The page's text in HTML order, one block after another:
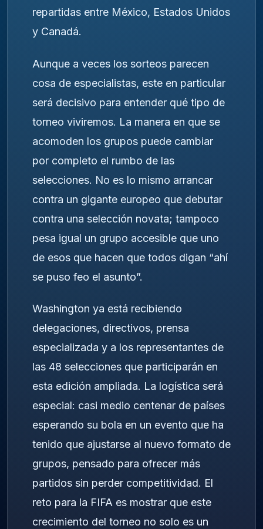
repartidas entre México, Estados Unidos
y Canadá.
Aunque a veces los sorteos parecen
cosa de especialistas, este en particular
será decisivo para entender qué tipo de
torneo viviremos. La manera en que se
acomoden los grupos puede cambiar
por completo el rumbo de las
selecciones. No es lo mismo arrancar
contra un gigante europeo que debutar
contra una selección novata; tampoco
pesa igual un grupo accesible que uno
de esos que hacen que todos digan “ahí
se puso feo el asunto”.
Washington ya está recibiendo
delegaciones, directivos, prensa
especializada y a los representantes de
las 48 selecciones que participarán en
esta edición ampliada. La logística será
especial: casi medio centenar de países
esperando su bola en un evento que ha
tenido que ajustarse al nuevo formato de
grupos, pensado para ofrecer más
partidos sin perder competitividad. El
reto para la FIFA es mostrar que este
crecimiento del torneo no solo es un